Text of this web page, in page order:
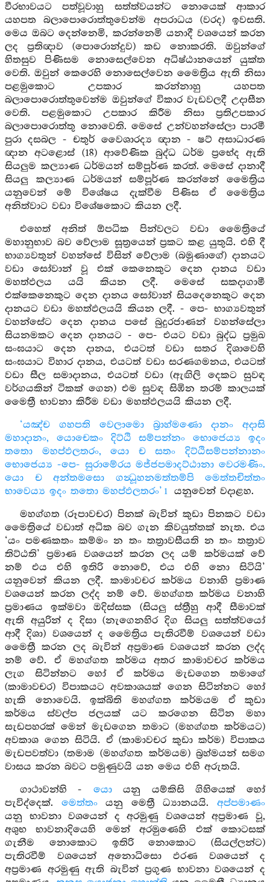
වීරභාවයට පත්වූවාහු සත්ත්වයන්ට නොයෙක් ආකාර
යහපත බලාපොරොත්තුවෙන්ම අපරාධය (වරද) ඉවසති.
මෙය ඔබට දෙන්නෙමි, කරන්නෙමි යනාදී වශයෙන් කරන
ලද ප්‍රතිඥාව (පොරොන්දුව) කඩ නොකරති. ඔවුන්ගේ
හිතසුව පිණිසම නොසෙල්වෙන අධිෂ්ඨානයෙන් යුක්ත
වෙති. ඔවුන් කෙරෙහි නොසෙල්වෙන මෛත්‍රිය ඇති නිසා
පළමුකොට උපකාර කරන්නාහු යහපත
බලාපොරොත්තුවෙන්ම ඔවුන්ගේ විකාර වැඩවලදී උදාසීන
වෙති. පළමුකොට උපකාර කිරීම නිසා ප්‍රතිඋපකාර
බලාපොරොත්තු නොවෙති. මෙසේ උන්වහන්සේලා පාරමී
පුරා දසබල - චතුර් වෛශාරද්‍ය ඥාන - ෂට් අසාධාරණ
ඥාන අටළොස් (18) ආවේණික බුද්ධ ධර්ම ප්‍රභේද ඇති
සියලුම කල්‍යාණ ධර්මයන් සම්පූර්ණ කරත්. මෙසේ දානාදී
සියලු කල්‍යාණ ධර්මයන් සම්පූර්ණ කරන්නේ මෛත්‍රිය
යනුවෙන් මේ විශේෂය දැක්වීම පිණිස ඒ මෛත්‍රිය
අනිත්වාට වඩා විශේෂකොට කියන ලදී.
එහෙත් අනිත් ඕපධික පින්වලට වඩා මෛත්‍රියේ
මහානුභාව බව වේලාම සූත්‍රයෙන් ප්‍රකට කළ යුතුයි. එහි දී
භාග්‍යවතුන් වහන්සේ විසින් වේලාම (බමුණාගේ) දානයට
වඩා සෝවාන් වූ එක් කෙනෙකුට දෙන දානය වඩා
මහත්ඵලය යයි කියන ලදී. මෙසේ සකදාගාමී
එක්කෙනෙකුට දෙන දානය සෝවාන් සියදෙනෙකුට දෙන
දානයට වඩා මහත්ඵලයයි කියන ලදී. - පෙ- භාග්‍යවතුන්
වහන්සේට දෙන දානය පසේ බුදුරජාණන් වහන්සේලා
සියනමකට දෙන දානයට - පෙ- එයට වඩා බුද්ධ ප්‍රමුඛ
සංඝයාට දෙන දානය, එයටත් වඩා සතර දිශාවෙහි
සංඝයාට විහාර දානය, එයටත් වඩා සරණගමනය, එයටත්
වඩා සීල සමාදානය, එයටත් වඩා (ඇඟිලි දෙකට සුවඳ
වර්ගයකින් ටිකක් ගෙන) එම සුවඳ සිඹින තරම් කාලයක්
මෛත්‍රී භාවනා කිරීම වඩා මහත්ඵලයයි කියන ලදී.
‘යඤ්ච ගහපති වෙලාමො බ්‍රාහ්මණො දානං අදාසි
මහාදානං, යොචෙකං දිට්ඨි සම්පන්නං භොජෙය්‍ය ඉදං
තතො මහප්ඵලතරං, යො ච සතං දිට්ඨිසම්පන්නානං
භොජෙය්‍ය -පෙ- සුරාමේරය මජ්ජපමාදට්ඨානා වෙරමණිං.
යො ච අන්තමසො ගන්‍ධූහනමත්තම්පි මෙත්තචිත්තං
භාවෙය්‍ය ඉදං තතො මහප්ඵලතරං’ 1
යනුවෙන් වදාළහ.
මහග්ගත (රූපාවචර) පිනක් බැවින් කුඩා පිනකට වඩා
මෛත්‍රියේ වඩාත් අධික බව ගැන කිවයුත්තක් නැත. එය
‘යං පමණකතං කම්මං න තං තත්‍රාවසීයති න තං තත්‍රාව
තිට්ඨති’ ප්‍රමාණ වශයෙන් කරන ලද යම් කර්මයක් වේ
නම් එය එහි ඉතිරි නොවේ, එය එහි නො සිටියි’
යනුවෙන් කියන ලදී. කාමාවචර කර්මය වනාහි ප්‍රමාණ
වශයෙන් කරන ලද්ද නම් වේ. මහග්ගත කර්මය වනාහි
ප්‍රමාණය ඉක්මවා ඔදිස්සක (සියලු ස්ත්‍රීහු ආදී සීමාවක්
ඇති අයුරින් ද දිසා (නැගෙනහිර දිග සියලු සත්ත්වයෝ
ආදී දිශා) වශයෙන් ද මෛත්‍රිය පැතිරවීම් වශයෙන් වඩා
මෛත්‍රී කරන ලද බැවින් අප්‍රමාණ වශයෙන් කරන ලද්ද
නම් වේ. ඒ මහග්ගත කර්මය අතර කාමාවචර කර්මය
ලැග සිටින්නට හෝ ඒ කර්මය මැඩගෙන තමාගේ
(කාමාවචර) විපාකයට අවකාශයක් ගෙන සිටින්නට හෝ
හැකි නොවෙයි. ඉක්බිති මහග්ගත කර්මයම ඒ කුඩා
කර්මය ස්වල්ප ජලයක් යට කරගෙන සිටින මහා
සැඩපහරක් මෙන් මැඩගෙන තමාට (මහග්ගත කර්මයට)
අවකාශ ගෙන සිටියි. ඒ (කාමාවචර කුඩා කර්ම) විපාකය
මැඩපවත්වා (තමාම (මහග්ගත කර්මයම) බ්‍රහ්මයන් සමග
වාසය කරන බවට පමුණුවයි යන මෙය එහි අරුතයි.
ගාථාවන්හි - යොයනු යම්කිසි ගිහියෙක් හෝ
පැවිද්දෙක්. මෙත්තංයනු මෙත්‍රී ධ්‍යානයයි.අප්පමාණං
යනු භාවනා වශයෙන් ද අරමුණු වශයෙන් අප්‍රමාණ වූ,
අශුභ භාවනාදියෙහි මෙන් අරමුණෙහි එක් කොටසක්
ගැනීම නොකොට ඉතිරි නොකොට (සියල්ලන්ට)
පැතිරවීම් වශයෙන් අනොධිසො ඵරණ වශයෙන් ද
අප්‍රමාණ අරමුණු ඇති බැවින් ප්‍රගුණ භාවනා වශයෙන් ද